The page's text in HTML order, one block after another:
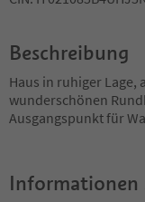
Beschreibung
Haus in ruhiger Lage,
wunderschönen
Ausgangspunkt für
Informationen